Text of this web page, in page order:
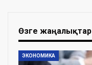
Өзге жаңалықтар
ЭКОНОМИКА